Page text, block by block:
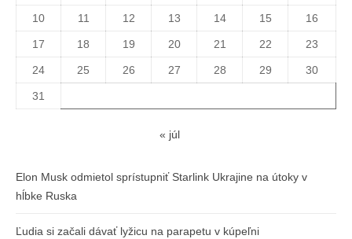
10 11 12 13 14 15 16
17 18 19 20 21 22 23
24 25 26 27 28 29 30
31
« júl
Elon Musk odmietol sprístupniť Starlink Ukrajine na útoky v
hĺbke Ruska
Ľudia si začali dávať lyžicu na parapetu v kúpeľni